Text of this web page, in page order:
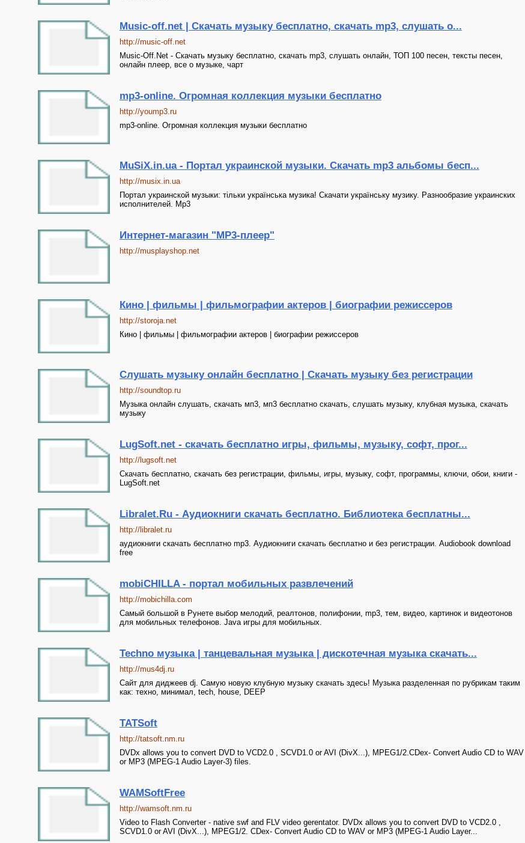
Music-off.net | Скачать музыку бесплатно, скачать mp3, слушать о...
http://music-off.net
Music-Off.Net - Скачать музыку бесплатно, скачать mp3, слушать онлайн, ТОП 100 песен, тексты песен,
онлайн плеер, все о музыке, чарт
mp3-online. Огромная коллекция музыки бесплатно
http://yoump3.ru
mp3-online. Огромная коллекция музыки бесплатно
MuSiX.in.ua - Портал украинской музыки. Скачать mp3 альбомы бесп...
http://musix.in.ua
Портал украинской музыки: тільки українська музика! Скачати українську музику. Разнообразие украинских
исполнителей. Mp3
Интернет-магазин "MP3-плеер"
http://musplayshop.net
Кино | фильмы | фильмографии актеров | биографии режиссеров
http://storoja.net
Кино | фильмы | фильмографии актеров | биографии режиссеров
Слушать музыку онлайн бесплатно | Скачать музыку без регистрации
http://soundtop.ru
Музыка онлайн слушать, скачать мп3, мп3 бесплатно скачать, слушать музыку, клубная музыка, скачать
музыку
LugSoft.net - скачать бесплатно игры, фильмы, музыку, софт, прог...
http://lugsoft.net
Скачать бесплатно, скачать без регистрации, фильмы, игры, музыку, софт, программы, ключи, обои, книги -
LugSoft.net
Libralet.Ru - Аудиокниги скачать бесплатно. Библиотека бесплатны...
http://libralet.ru
аудиокниги скачать бесплатно mp3. Аудиокниги скачать бесплатно и без регистрации. Audiobook download
free
mobiCHILLA - портал мобильных развлечений
http://mobichilla.com
Самый большой в Рунете выбор мелодий, реалтонов, полифонии, mp3, тем, видео, картинок и видеотонов
для мобильных телефонов. Java игры для мобильных.
Techno музыка | танцевальная музыка | дискотечная музыка скачать...
http://mus4dj.ru
Сайт для диджеев dj. Самую новую клубную музыку скачать здесь! Музыка разделенная по рубрикам таким
как: техно, минимал, tech, house, DEEP
TATSoft
http://tatsoft.nm.ru
DVDx allows you to convert DVD to VCD2.0 , SCVD1.0 or AVI (DivX...), MPEG1/2.CDex- Convert Audio CD to WAV
or MP3 (MPEG-1 Audio Layer-3) files.
WAMSoftFree
http://wamsoft.nm.ru
Video to Flash Converter - native swf and FLV video gerentator. DVDx allows you to convert DVD to VCD2.0 ,
SCVD1.0 or AVI (DivX...), MPEG1/2. CDex- Convert Audio CD to WAV or MP3 (MPEG-1 Audio Layer...